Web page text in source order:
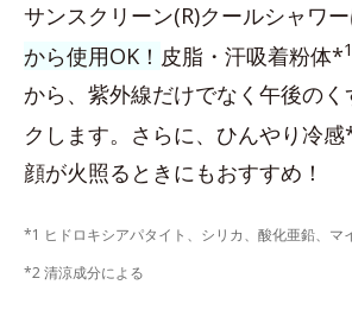
サンスクリーン(R)クールシャワー
から使用OK！ 皮脂・汗吸着粉体*1
から、紫外線だけでなく午後のく
クします。さらに、ひんやり冷感
顔が火照るときにもおすすめ！
*1 ヒドロキシアパタイト、シリカ、酸化亜鉛、マ
*2 清涼成分による